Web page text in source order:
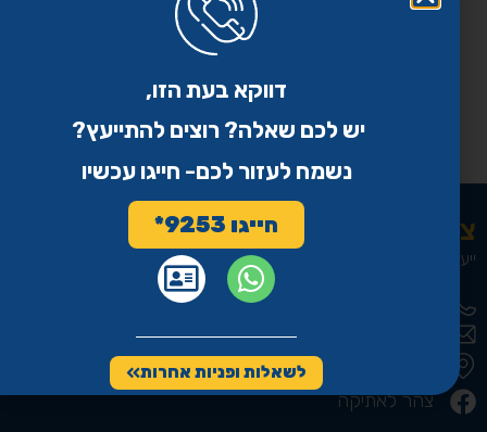
תודה על הרשמתך.
צהר עד מאה ועשרים
ייעוץ הלכתי-אתי לחולה ובני המשפחה
ad120@tzohar.org.il
רחוב המלאכה 9, לוד
צהר לאתיקה
דווקא בעת הזו,
יש לכם שאלה? רוצים להתייעץ?
נשמח לעזור לכם- חייגו עכשיו
חייגו 9253*
לשאלות ופניות אחרות